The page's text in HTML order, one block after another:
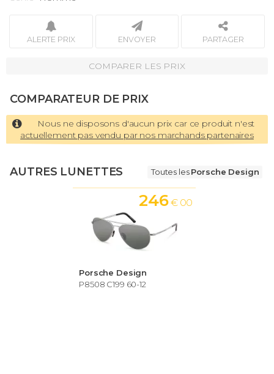
ALERTE PRIX ENVOYER PARTAGER
COMPARER LES PRIX
COMPARATEUR DE PRIX
Nous ne disposons d'aucun prix car ce produit n'est
actuellement pas vendu par nos marchands partenaires
AUTRES LUNETTES Toutes lesPorsche Design
Porsche Design
P8508 C199 60-12
246 € 00